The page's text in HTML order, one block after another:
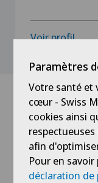
Voir profil
Actualités
Paramètres
Votre santé et
cœur - Swiss
cookies ainsi
afin
Pour en
déclaration